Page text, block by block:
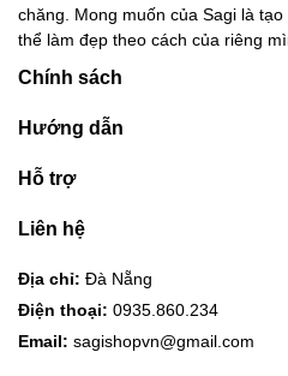
chăng. Mong muốn của Sagi là
thể làm đẹp theo cách của riêng
Chính sách
Hướng dẫn
Hỗ trợ
Liên hệ
Địa chỉ: Đà Nẵng
Điện thoại: 0935.860.234
Email: sagishopvn@gmail.com